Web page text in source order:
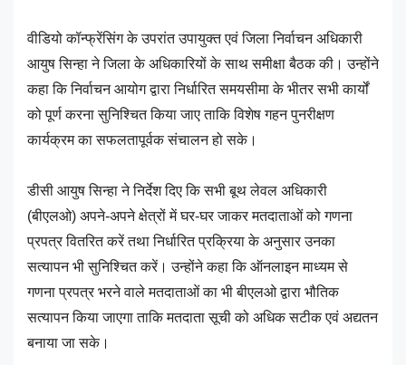
वीडियो कॉन्फ्रेंसिंग के उपरांत उपायुक्त एवं जिला निर्वाचन अधिकारी
आयुष सिन्हा ने जिला के अधिकारियों के साथ समीक्षा बैठक की। उन्होंने
कहा कि निर्वाचन आयोग द्वारा निर्धारित समयसीमा के भीतर सभी कार्यों
को पूर्ण करना सुनिश्चित किया जाए ताकि विशेष गहन पुनरीक्षण
कार्यक्रम का सफलतापूर्वक संचालन हो सके।
डीसी आयुष सिन्हा ने निर्देश दिए कि सभी बूथ लेवल अधिकारी
(बीएलओ) अपने-अपने क्षेत्रों में घर-घर जाकर मतदाताओं को गणना
प्रपत्र वितरित करें तथा निर्धारित प्रक्रिया के अनुसार उनका
सत्यापन भी सुनिश्चित करें। उन्होंने कहा कि ऑनलाइन माध्यम से
गणना प्रपत्र भरने वाले मतदाताओं का भी बीएलओ द्वारा भौतिक
सत्यापन किया जाएगा ताकि मतदाता सूची को अधिक सटीक एवं अद्यतन
बनाया जा सके।